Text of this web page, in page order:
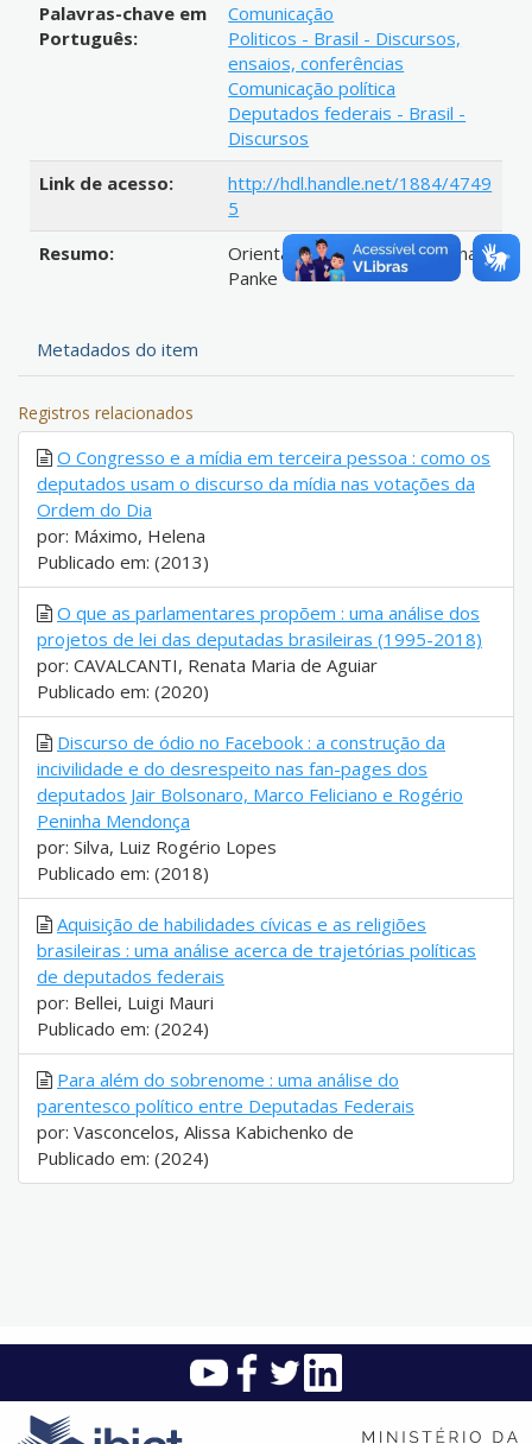
Palavras-chave em
Português:
Comunicação
Politicos - Brasil - Discursos,
ensaios, conferências
Comunicação política
Deputados federais - Brasil -
Discursos
Link de acesso:
http://hdl.handle.net/1884/4749
5
Resumo:
Orientadora : Profª Drª Luciana
Panke
Metadados do item
Registros relacionados
O Congresso e a mídia em terceira pessoa : como os
deputados usam o discurso da mídia nas votações da
Ordem do Dia
por: Máximo, Helena
Publicado em: (2013)
O que as parlamentares propõem : uma análise dos
projetos de lei das deputadas brasileiras (1995-2018)
por: CAVALCANTI, Renata Maria de Aguiar
Publicado em: (2020)
Discurso de ódio no Facebook : a construção da
incivilidade e do desrespeito nas fan-pages dos
deputados Jair Bolsonaro, Marco Feliciano e Rogério
Peninha Mendonça
por: Silva, Luiz Rogério Lopes
Publicado em: (2018)
Aquisição de habilidades cívicas e as religiões
brasileiras : uma análise acerca de trajetórias políticas
de deputados federais
por: Bellei, Luigi Mauri
Publicado em: (2024)
Para além do sobrenome : uma análise do
parentesco político entre Deputadas Federais
por: Vasconcelos, Alissa Kabichenko de
Publicado em: (2024)